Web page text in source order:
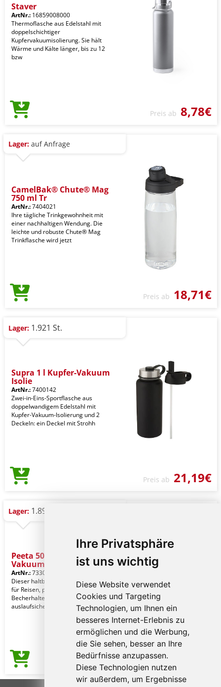
Ihre Privatsphäre
ist uns wichtig
Diese Website verwendet
Cookies und Targeting
Technologien, um Ihnen ein
besseres Internet-Erlebnis zu
ermöglichen und die Werbung,
die Sie sehen, besser an Ihre
Bedürfnisse anzupassen.
Diese Technologien nutzen
wir außerdem, um Ergebnisse
Staver
ArtNr.: 16859008000
Thermoflasche aus Edelstahl mit
doppelschichtiger
Kupfervakuumisolierung. Sie hält
Wärme und Kälte länger, bis zu 12
bzw
Preis ab 8,78€
Lager: auf Anfrage
CamelBak® Chute® Mag
750 ml Tr
ArtNr.:7404021
Ihre tägliche Trinkgewohnheit mit
einer nachhaltigen Wendung. Die
leichte und robuste Chute® Mag
Trinkflasche wird jetzt
Preis ab 18,71€
Lager: 1.921 St.
Supra 1 l Kupfer-Vakuum
Isolie
ArtNr.:7400142
Zwei-in-Eins-Sportflasche aus
doppelwandigem Edelstahl mit
Kupfer-Vakuum-Isolierung und 2
Deckeln: ein Deckel mit Strohh
Preis ab 21,19€
Lager: 1.895 St.
Peeta 500 ml Kupfer-
Vakuum Iso
ArtNr.:7330093
Dieser haltbare Trinkbecher ist ideal
für Reisen, passt in die meisten
Becherhalter. Der Deckel ist
auslaufsicher mit ei